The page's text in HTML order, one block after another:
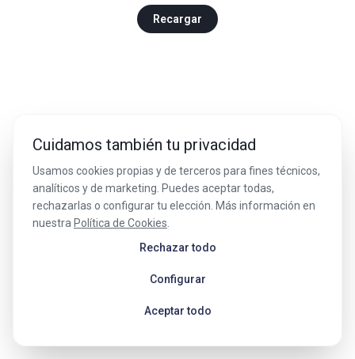
Recargar
Cuidamos también tu privacidad
Usamos cookies propias y de terceros para fines técnicos,
analíticos y de marketing. Puedes aceptar todas,
rechazarlas o configurar tu elección. Más información en
nuestra Política de Cookies
Rechazar todo
Configurar
Aceptar todo